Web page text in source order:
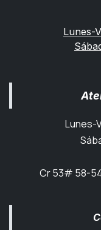
Lunes-
Lunes-
Cr 53# 58-